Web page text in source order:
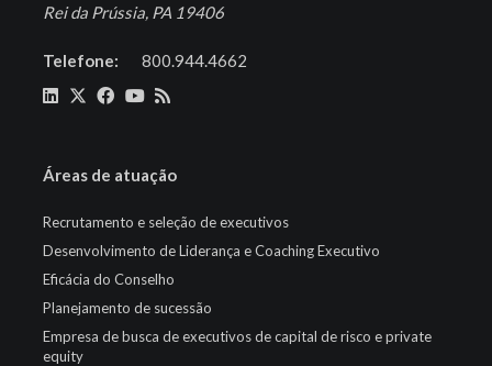
Rei da Prússia, PA 19406
Telefone: 800.944.4662
Áreas de atuação
Recrutamento e seleção de executivos
Desenvolvimento de Liderança e Coaching Executivo
Eficácia do Conselho
Planejamento de sucessão
Empresa de busca de executivos de capital de risco e private
equity